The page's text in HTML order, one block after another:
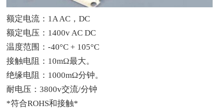
额定电流：1A AC，DC
额定电压：1400v AC DC
温度范围：-40°C + 105°C
接触电阻：10mΩ最大。
绝缘电阻：1000mΩ分钟。
耐电压：3800v交流/分钟
*符合ROHS和接触*